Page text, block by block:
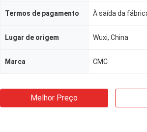
Termos de pagamento
Lugar de origem Wuxi, China
Marca CMC
Melhor Preço